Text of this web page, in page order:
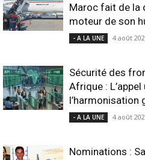
Maroc fait de la
moteur de son
- A LA UNE 4 août
Sécurité des
Afrique :
l’harmonisation
- A LA UNE 4 août
Nominations :